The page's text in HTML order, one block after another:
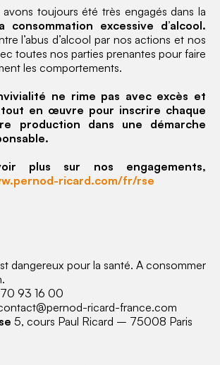
toujours été très engagés dans la
excessive d’alcool.
l’abus d’alcool par nos actions et nos
toutes nos parties prenantes pour faire
les comportements.
ne rime pas avec excès et
en œuvre pour inscrire chaque
production dans une démarche
plus sur nos engagements,
ricard.com/fr/rse
dangereux pour la santé. A consommer
93 16 00
ricard-france.com
5, cours Paul Ricard – 75008 Paris